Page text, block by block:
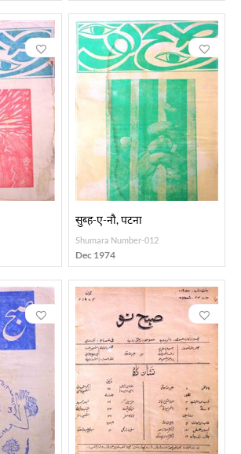
सुब्ह-ए-नौ, पटना
Shumara Number-012
Dec 1974